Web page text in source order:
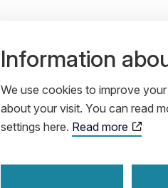
ADDRESS
Information
We use cookies to improve
about your visit. You can read
settings here. Read more